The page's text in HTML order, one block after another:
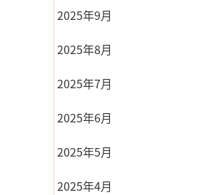
2025年9月
2025年8月
2025年7月
2025年6月
2025年5月
2025年4月